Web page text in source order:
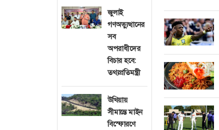
জুলাই
গণঅভ্যুত্থানের
সব
অপরাধীদের
বিচার হবে:
তথ্যপ্রতিমন্ত্রী
উখিয়ায়
সীমান্তে মাইন
বিস্ফোরণে